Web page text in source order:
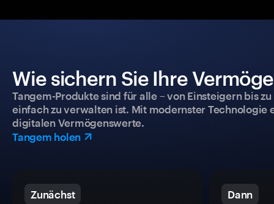
Wie sichern Sie Ihre
Tangem-Produkte sind für alle – von Einsteigern bis
einfach zu verwalten ist. Mit modernster
digitalen Vermögenswerte.
Tangem holen
Zunächst Dann